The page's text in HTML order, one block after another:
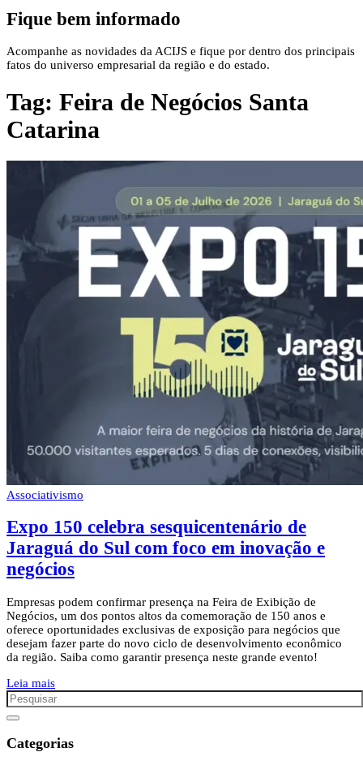
Fique bem informado
Acompanhe as novidades da ACIJS e fique por dentro dos principais
fatos do universo empresarial da região e do estado.
Tag: Feira de Negócios Santa
Catarina
Associativismo
Expo 150 celebra sesquicentenário de
Jaraguá do Sul com foco em inovação e
negócios
Empresas podem confirmar presença na Feira de Exibição de
Negócios, um dos pontos altos da comemoração de 150 anos e
oferece oportunidades exclusivas de exposição para negócios que
desejam fazer parte do novo ciclo de desenvolvimento econômico
da região. Saiba como garantir presença neste grande evento!
Leia mais
Categorias